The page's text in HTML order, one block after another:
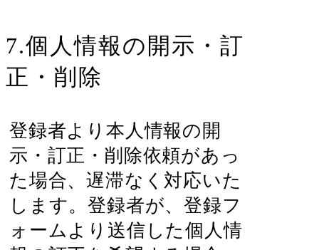
7.個人情報の開示・訂
正・削除
登録者より本人情報の開
示・訂正・削除依頼があっ
た場合、遅滞なく対応いた
します。登録者が、登録フ
ォームより送信した個人情